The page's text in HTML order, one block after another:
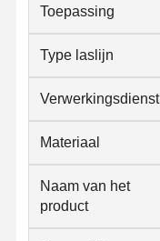
Toepassing
Type laslijn
Verwerkingsdienst
Materiaal
Naam van het
product